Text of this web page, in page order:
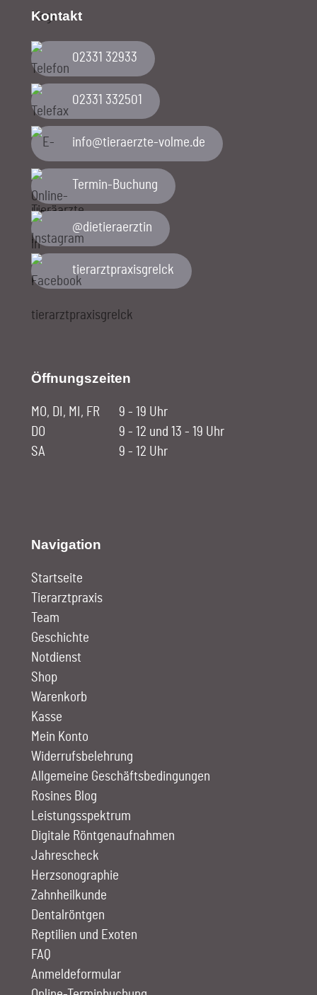
Kontakt
02331 32933
02331 332501
ed.emlov-etzreareit@ofni
Termin-Buchung
@dietieraerztin
tierarztpraxisgrelck
Öffnungszeiten
MO, DI, MI, FR
9 - 19 Uhr
DO
9 - 12 und 13 - 19 Uhr
SA
9 - 12 Uhr
Navigation
Startseite
Tierarztpraxis
Team
Geschichte
Notdienst
Shop
Warenkorb
Kasse
Mein Konto
Widerrufsbelehrung
Allgemeine Geschäftsbedingungen
Rosines Blog
Leistungs­spektrum
Digitale Röntgen­aufnahmen
Jahrescheck
Herz­sono­graphie
Zahn­heilkunde
Dentalröntgen
Reptilien und Exoten
FAQ
Anmelde­formular